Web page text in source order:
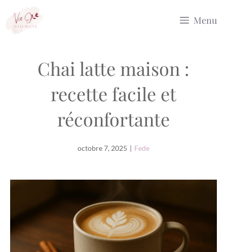
Menu
Chai latte maison :
recette facile et
réconfortante
octobre 7, 2025 | Fede